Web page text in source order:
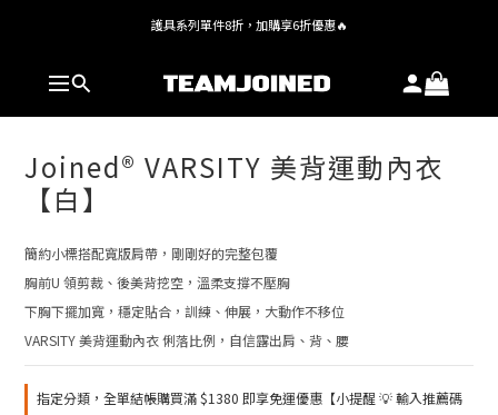
全館 $1,380 即享免運
護具系列單件8折，加購享6折優惠🔥
全館 $1,380 即享免運
Joined® VARSITY 美背運動內衣
【白】
簡約小標搭配寬版肩帶，剛剛好的完整包覆
胸前U 領剪裁、後美背挖空，溫柔支撐不壓胸
下胸下擺加寬，穩定貼合，訓練、伸展，大動作不移位
VARSITY 美背運動內衣 俐落比例，自信露出肩、背、腰
指定分類，全單結帳購買滿 $1380 即享免運優惠【小提醒 💡 輸入推薦碼